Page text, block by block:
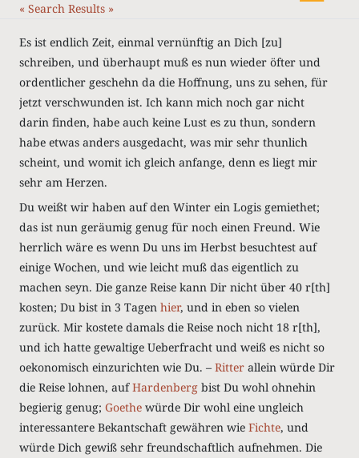
« Search Results »
Es ist endlich Zeit, einmal vernünftig an Dich [zu]
schreiben, und überhaupt muß es nun wieder öfter und
ordentlicher geschehn da die Hoffnung, uns zu sehen, für
jetzt verschwunden ist. Ich kann mich noch gar nicht
darin finden, habe auch keine Lust es zu thun, sondern
habe etwas anders ausgedacht, was mir sehr thunlich
scheint, und womit ich gleich anfange, denn es liegt mir
sehr am Herzen.
Du weißt wir haben auf den Winter ein Logis gemiethet;
das ist nun geräumig genug für noch einen Freund. Wie
herrlich wäre es wenn Du uns im Herbst besuchtest auf
einige Wochen, und wie leicht muß das eigentlich zu
machen seyn. Die ganze Reise kann Dir nicht über 40 r[th]
kosten; Du bist in 3 Tagen hier, und in eben so vielen
zurück. Mir kostete damals die Reise noch nicht 18 r[th],
und ich hatte gewaltige Ueberfracht und weiß es nicht so
oekonomisch einzurichten wie Du. – Ritter allein würde Dir
die Reise lohnen, aufHardenberg bist Du wohl ohnehin
begierig genug; Goethe würde Dir wohl eine ungleich
interessantere Bekantschaft gewähren wie Fichte, und
würde Dich gewiß sehr freundschaftlich aufnehmen. Die